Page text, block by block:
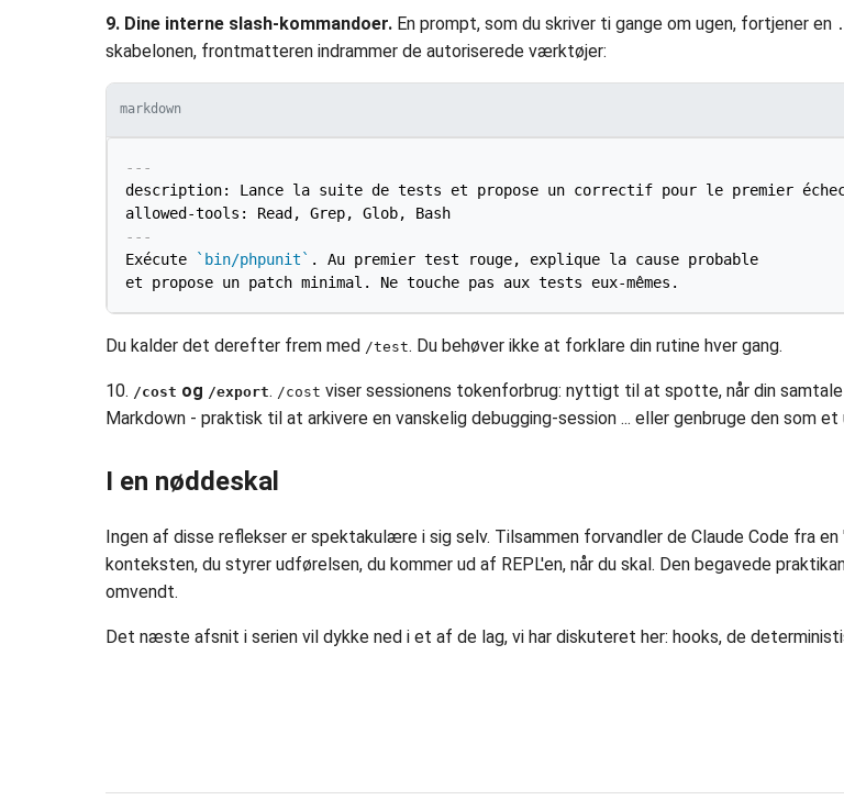
9. Dine interne slash-kommandoer. En prompt, som du skriver ti gange om ugen, fortjener en
skabelonen, frontmatteren indrammer de autoriserede værktøjer:
markdown
---
description: Lance la suite de tests et propose un correctif pour le premier
allowed-tools: Read, Grep, Glob, Bash
---
Exécute
`bin/phpunit` . Au premier test rouge, explique la cause probable
Du kalder det derefter frem med /test. Du behøver ikke at forklare din rutine hver gang.
10. /cost og /export. /cost viser sessionens tokenforbrug: nyttigt til at spotte, når din
Markdown - praktisk til at arkivere en vanskelig debugging-session ... eller genbruge den som
I en nøddeskal
Ingen af disse reflekser er spektakulære i sig selv. Tilsammen forvandler de Claude Code fra
konteksten, du styrer udførelsen, du kommer ud af REPL'en, når du skal. Den begavede
omvendt.
Det næste afsnit i serien vil dykke ned i et af de lag, vi har diskuteret her: hooks, de